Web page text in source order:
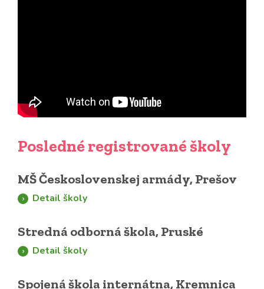
Posledné registrované školy
MŠ Československej armády, Prešov
Detail školy
Stredná odborná škola, Pruské
Detail školy
Spojená škola internátna, Kremnica